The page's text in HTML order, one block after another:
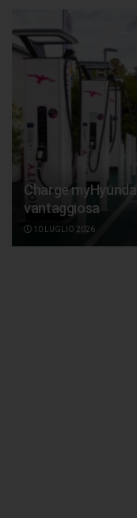
Charge
vantaggiosa
10 LUGLIO 2026